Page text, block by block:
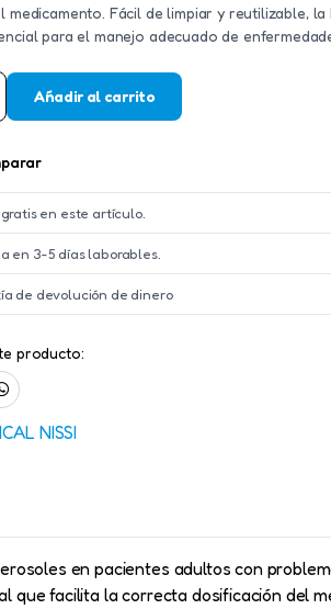
medicamento. Fácil de limpiar y reutilizable, la
para el manejo adecuado de
Añadir al carrito
en este artículo.
en 3-5 días laborables.
de devolución de dinero
producto:
NISSI
en pacientes adultos con
que facilita la correcta dosificación del